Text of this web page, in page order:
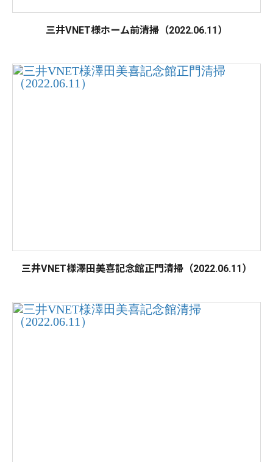
三井VNET様ホーム前清掃（2022.06.11）
三井VNET様澤田美喜記念館正門清掃（2022.06.11）